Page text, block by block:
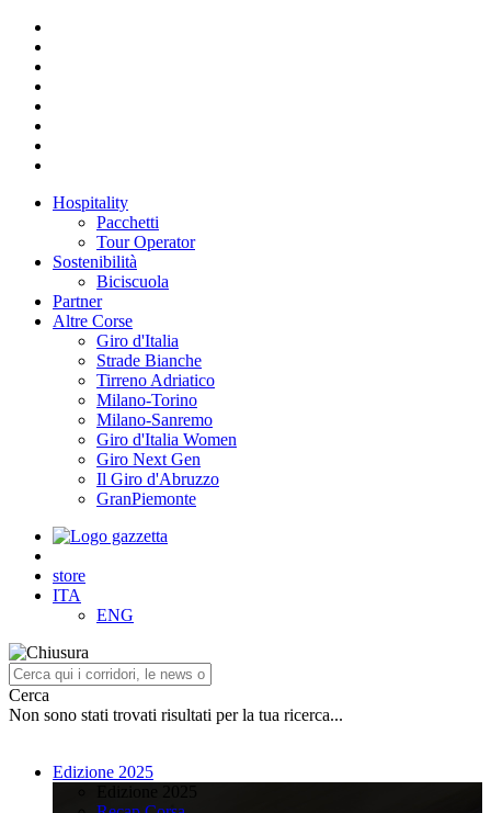
Hospitality
Pacchetti
Tour Operator
Sostenibilità
Biciscuola
Partner
Altre Corse
Giro d'Italia
Strade Bianche
Tirreno Adriatico
Milano-Torino
Milano-Sanremo
Giro d'Italia Women
Giro Next Gen
Il Giro d'Abruzzo
GranPiemonte
store
ITA
ENG
Cerca
Non sono stati trovati risultati per la tua ricerca...
Edizione 2025